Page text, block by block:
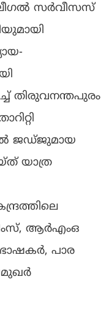
ലീഗൽ സർവീസസ്
തിരുവനന്തപുരം
ജഡ്ജുമായ
യാത്ര
ആർഎംഒ
പാര